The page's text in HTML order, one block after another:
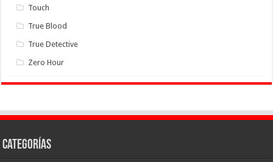
Touch
True Blood
True Detective
Zero Hour
Categorías